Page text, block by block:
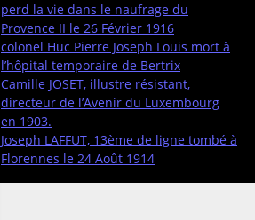
perd la vie dans le naufrage du
Provence II le 26 Février 1916
colonel Huc Pierre Joseph Louis mort à
l’hôpital temporaire de Bertrix
Camille JOSET, illustre résistant,
directeur de l’Avenir du Luxembourg
en 1903.
Joseph LAFFUT, 13ème de ligne tombé à
Florennes le 24 Août 1914